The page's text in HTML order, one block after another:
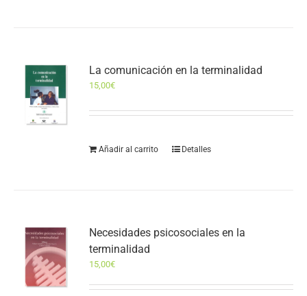
La comunicación en la terminalidad
15,00€
Añadir al carrito Detalles
Necesidades psicosociales en la
terminalidad
15,00€